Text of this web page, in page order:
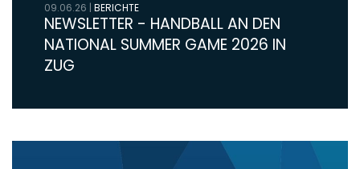
09.06.26 | BERICHTE
NEWSLETTER - HANDBALL AN DEN
NATIONAL SUMMER GAME 2026 IN
ZUG